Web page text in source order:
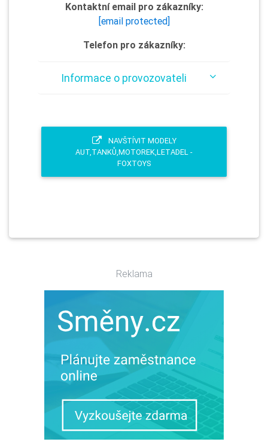
Kontaktní email pro zákazníky:
[email protected]
Telefon pro zákazníky:
Informace o provozovateli
NAVŠTÍVIT MODELY
AUT,TANKŮ,MOTOREK,LETADEL -
FOXTOYS
Reklama